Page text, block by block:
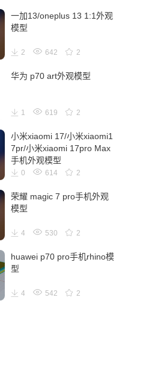
一加13/oneplus 13 1:1外观
模型
2 642 2
华为 p70 art外观模型
1 619 2
小米xiaomi 17/小米xiaomi1
7pr/小米xiaomi 17pro Max
手机外观模型
0 614 2
荣耀 magic 7 pro手机外观
模型
4 530 2
huawei p70 pro手机rhino模
型
4 542 2